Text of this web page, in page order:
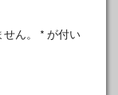
ん。 * が付い